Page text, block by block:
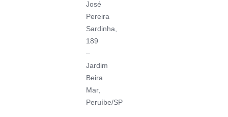
José
Pereira
Sardinha,
189
–
Jardim
Beira
Mar,
Peruíbe/SP